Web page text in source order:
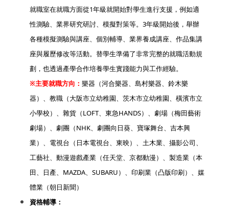
就職室在就職方面從1年級就開始對學生進行支援，例如適
性測驗、業界研究研討、模擬對策等。3年級開始後，舉辦
各種模擬測驗與講座、個別輔導、業界養成講座、作品集講
座與履歷修改等活動。替學生準備了非常完整的就職活動規
劃，也透過產學合作培養學生實踐能力與工作經驗。
※主要就職方向：樂器（河合樂器、島村樂器、鈴木樂
器）、教職（大阪市立幼稚園、茨木市立幼稚園、橫濱市立
小學校）、雜貨（LOFT、東急HANDS）、劇場（梅田藝術
劇場）、劇團（NHK、劇團向日葵、寶塚舞台、吉本興
業）、電視台（日本電視台、東映）、土木業、攝影公司、
工藝社、動漫遊戲產業（任天堂、京都動漫）、製造業（本
田、日產、MAZDA、SUBARU）、印刷業（凸版印刷）、媒
體業（朝日新聞）
資格輔導：